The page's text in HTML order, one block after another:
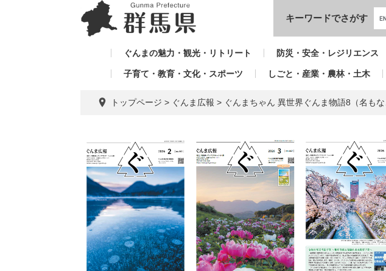
キーワードでさがす
ぐんまの魅力・観光・リトリート 防災・安全・レジリエンス
子育て・教育・文化・スポーツ しごと・産業・農林・土木
トップページ > ぐんま広報 > ぐんまちゃん 異世界ぐんま物語8（名もな